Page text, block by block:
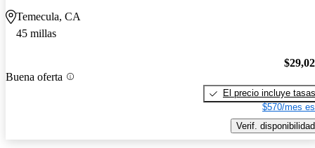
Temecula, CA
45 millas
Buena oferta
El precio incluye tasas
$570/mes
Verif. disponibilidad